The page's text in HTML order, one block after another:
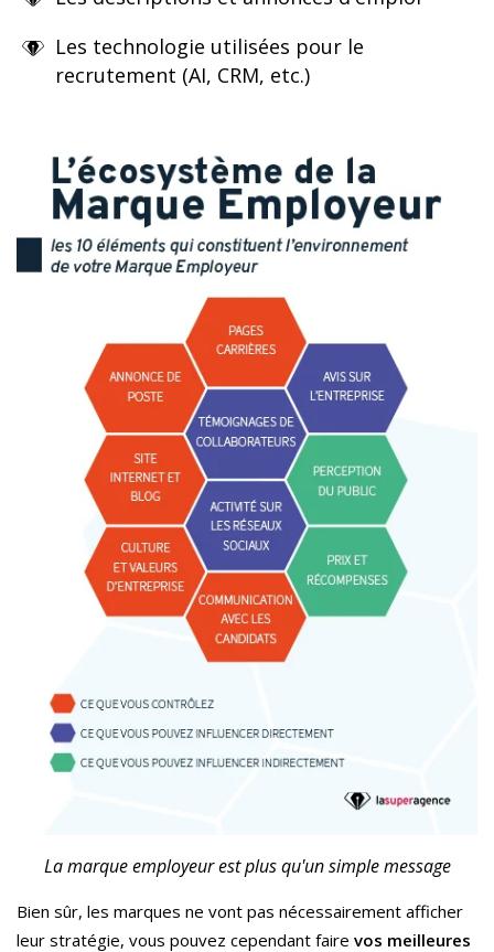
Les technologie utilisées pour le
recrutement (AI, CRM, etc.)
La marque employeur est plus qu'un simple message
Bien sûr, les marques ne vont pas nécessairement afficher
leur stratégie, vous pouvez cependant faire vos meilleures